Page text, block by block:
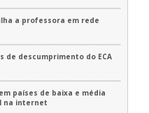
a professora em rede
de descumprimento do ECA
países de baixa e média
na internet